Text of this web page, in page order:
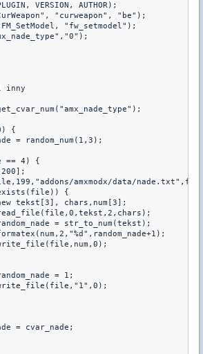
VERSION, AUTHOR);
"curweapon", "be");
"fw_setmodel");
inny
{
== 4) {